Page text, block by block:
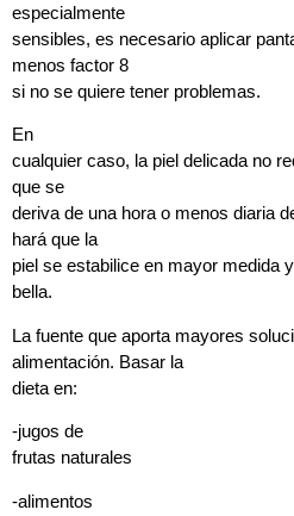
especialmente
sensibles, es necesario aplicar
menos factor 8
si no se quiere tener problemas.
En
cualquier caso, la piel delicada no
que se
deriva de una hora o menos diaria
hará que la
piel se estabilice en mayor medida
bella.
La fuente que aporta mayores
alimentación. Basar la
dieta en:
-jugos de
frutas naturales
-alimentos